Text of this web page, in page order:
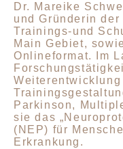
Dr. Mareike
und Gründerin
Trainings-und
Main Gebiet,
Onlineformat. Im
Parkinson,
sie das
(NEP) für
Erkrankung.